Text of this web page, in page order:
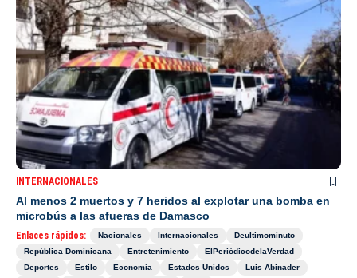
INTERNACIONALES
Al menos 2 muertos y 7 heridos al explotar una bomba en
microbús a las afueras de Damasco
Enlaces rápidos: Nacionales Internacionales
Deultimominuto
República Dominicana
Entretenimiento
ElPeriódicodelaVerdad
Deportes
Estilo Economía Estados Unidos
Luis Abinader